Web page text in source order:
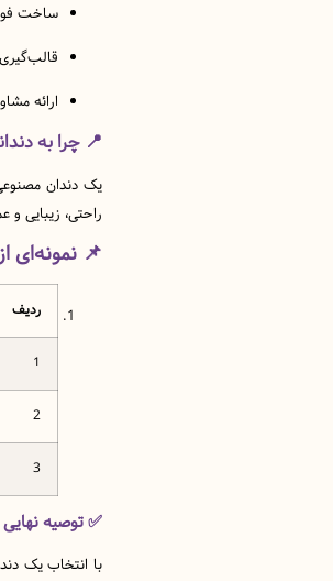
ساخت
ارائه
📍 چرا به
یک دندان
راحتی، زیبایی و
📌 نمونه‌ای
ردیف
1
2
3
✅توصیه
با انتخاب یک